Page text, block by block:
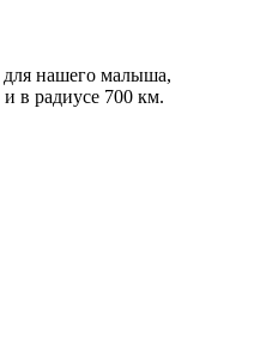
нашего малыша,
в радиусе 700 км.